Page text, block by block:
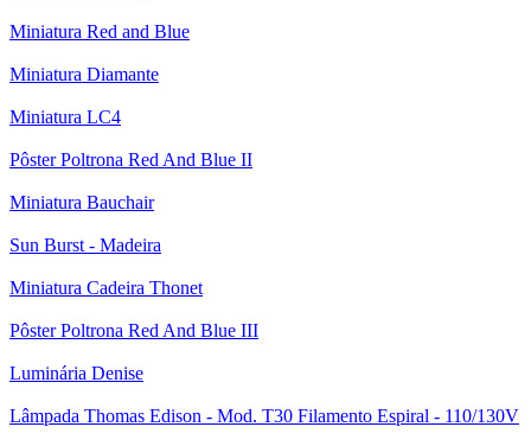
Miniatura Red and Blue
Miniatura Diamante
Miniatura LC4
Pôster Poltrona Red And Blue II
Miniatura Bauchair
Sun Burst - Madeira
Miniatura Cadeira Thonet
Pôster Poltrona Red And Blue III
Luminária Denise
Lâmpada Thomas Edison - Mod. T30 Filamento Espiral - 110/130V